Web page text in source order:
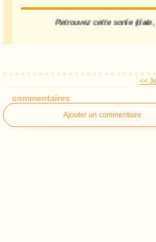
Retrouvez cette sortie
<<
commentaires
Ajouter un commentaire